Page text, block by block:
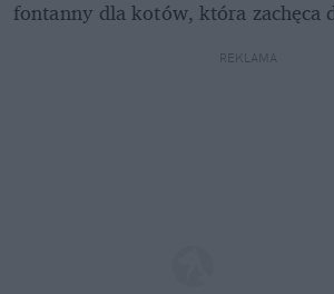
fontanny dla kotów, która zachęca
REKLAMA